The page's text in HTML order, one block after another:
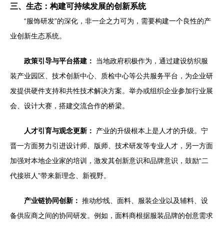
三、生态：构建可持续发展的创新系统
“服饰研发”的深化，非一企之力可为，需要构建一个良性的产
业创新生态系统。
政策引导与平台搭建：
当地政府积极作为，通过建设纺织服
装产业园区、技术创新中心、质检中心等公共服务平台，为企业研
发提供硬件支持和共性技术解决方案。举办或组织企业参加行业展
会、设计大赛，搭建交流合作的桥梁。
人才引育与观念更新：
产业的升级根本上是人才的升级。宁
晋一方面努力引进设计师、版师、技术研发等专业人才，另一方面
加强对本地企业家的培训，激发其创新意识和品牌意识，鼓励“二
代接班人”带来新理念、新视野。
产业链协同创新： 推动纱线、面料、服装企业以及辅料、设
备供应商之间的协同研发。例如，面料商根据服装品牌的创意需求